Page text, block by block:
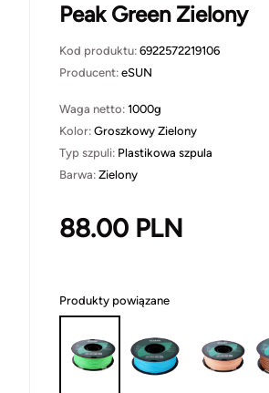
Peak Green Zielony
Kod produktu: 6922572219106
Producent: eSUN
Waga netto: 1000g
Kolor: Groszkowy Zielony
Typ szpuli: Plastikowa szpula
Barwa: Zielony
88.00 PLN
Produkty powiązane